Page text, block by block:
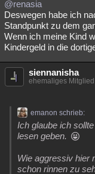
@renasia
Deswegen habe ich
Standpunkt zu dem
Wenn ich meine Kind
Kindergeld in die
siennanisha
ehemaliges Mitglied
emanon schrieb:
Ich glaube ich
lesen geben.
Wie aggressiv hier
schon rinnen zu